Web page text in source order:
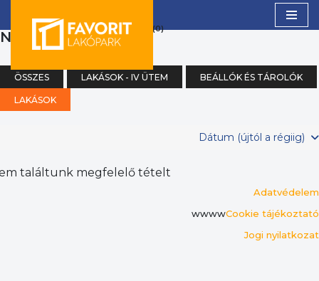
content
NAPPALI + 2 SZOBA (0)
ÖSSZES LAKÁSOK - IV ÜTEM BEÁLLÓK ÉS TÁROLÓK
LAKÁSOK
Dátum (újtól a régiig)
találtunk megfelelő tételt
Adatvédelem
wwwwCookie tájékoztató
Jogi nyilatkozat